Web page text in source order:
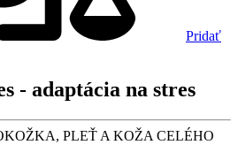
Pridať
- adaptácia na stres
PLEŤ A KOŽA CELÉHO